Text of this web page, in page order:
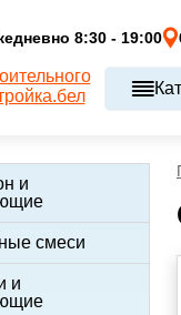
8:30 - 19:00
и
смеси
и